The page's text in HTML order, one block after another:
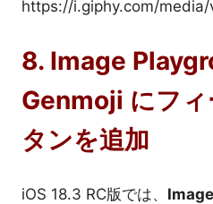
8. Image
Genmoji にフ
タンを追加
iOS 18.3 RC版では、